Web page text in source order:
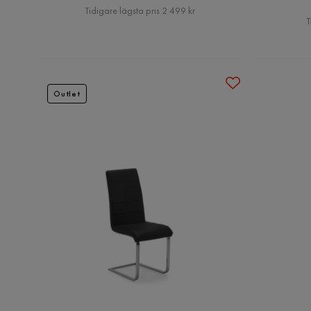
Pris
Tidigare lägsta pris 2 499 kr
Outlet